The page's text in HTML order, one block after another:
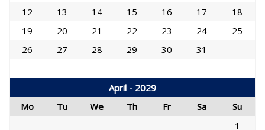
12
13 14 15 16 17
18
19
20 21 22 23 24
25
26
27 28 29 30 31
April - 2029
Mo
Tu We Th Fr Sa
Su
1